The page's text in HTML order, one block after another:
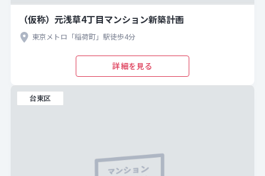
（仮称）元浅草4丁目マンション新築計画
東京メトロ「稲荷町」駅徒歩4分
詳細を見る
台東区